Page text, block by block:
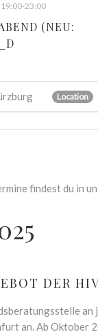
19:00-23:00
(NEU:
Location
findest du in
DER
an
an. Ab Oktober